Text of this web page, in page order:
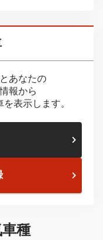
あなたの
報から
表示します。
種